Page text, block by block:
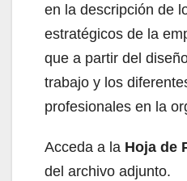
en la descripción de
estratégicos de la
que a partir del
trabajo y los
profesionales en la
Acceda a la Hoja de
del archivo adjunto.